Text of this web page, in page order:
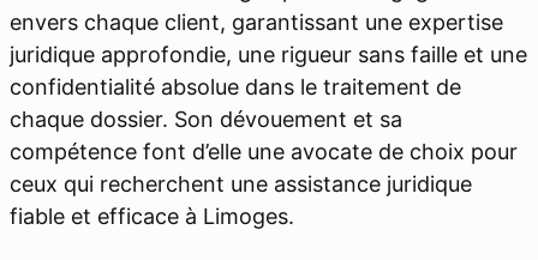
envers chaque client, garantissant une expertise
juridique approfondie, une rigueur sans faille et une
confidentialité absolue dans le traitement de
chaque dossier. Son dévouement et sa
compétence font d’elle une avocate de choix pour
ceux qui recherchent une assistance juridique
fiable et efficace à Limoges.